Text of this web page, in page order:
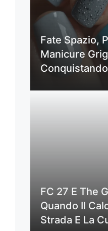
Fate Spazio,
Manicure
FC 27 E The
Quando Il
Strada E La